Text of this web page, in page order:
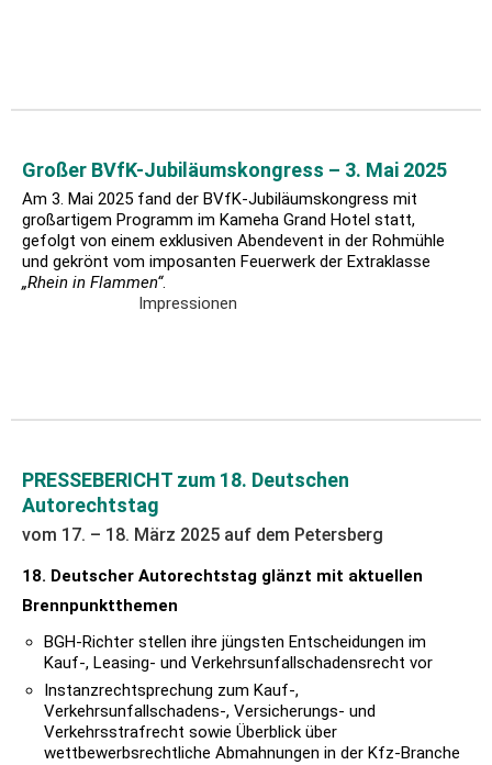
Großer BVfK-Jubiläumskongress – 3. Mai 2025
Am 3. Mai 2025 fand der BVfK-Jubiläumskongress mit
großartigem Programm im Kameha Grand Hotel statt,
gefolgt von einem exklusiven Abendevent in der Rohmühle
und gekrönt vom imposanten Feuerwerk der Extraklasse
„Rhein in Flammen“.
Impressionen
PRESSEBERICHT zum 18. Deutschen
Autorechtstag
vom 17. – 18. März 2025 auf dem Petersberg
18. Deutscher Autorechtstag glänzt mit aktuellen
Brennpunktthemen
BGH-Richter stellen ihre jüngsten Entscheidungen im
Kauf-, Leasing- und Verkehrsunfallschadensrecht vor
Instanzrechtsprechung zum Kauf-,
Verkehrsunfallschadens-, Versicherungs- und
Verkehrsstrafrecht sowie Überblick über
wettbewerbsrechtliche Abmahnungen in der Kfz-Branche